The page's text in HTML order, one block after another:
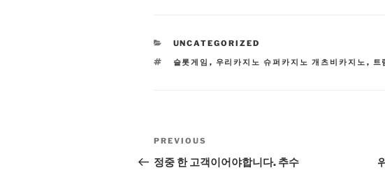
CATEGORIES
UNCATEGORIZED
TAGS
슬롯게임 , 우리카지노 슈퍼카지노 개츠비카지노 , 트
Post
navigation
Previous
Post
PREVIOUS
정중 한 고객이어야합니다. 추수